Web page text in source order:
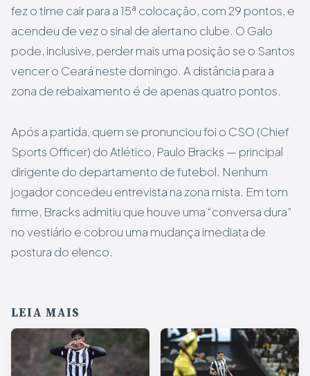
fez o time cair para a 15ª colocação, com 29 pontos, e
acendeu de vez o sinal de alerta no clube. O Galo
pode, inclusive, perder mais uma posição se o Santos
vencer o Ceará neste domingo. A distância para a
zona de rebaixamento é de apenas quatro pontos.
Após a partida, quem se pronunciou foi o CSO (Chief
Sports Officer) do Atlético, Paulo Bracks — principal
dirigente do departamento de futebol. Nenhum
jogador concedeu entrevista na zona mista. Em tom
firme, Bracks admitiu que houve uma “conversa dura”
no vestiário e cobrou uma mudança imediata de
postura do elenco.
LEIA MAIS